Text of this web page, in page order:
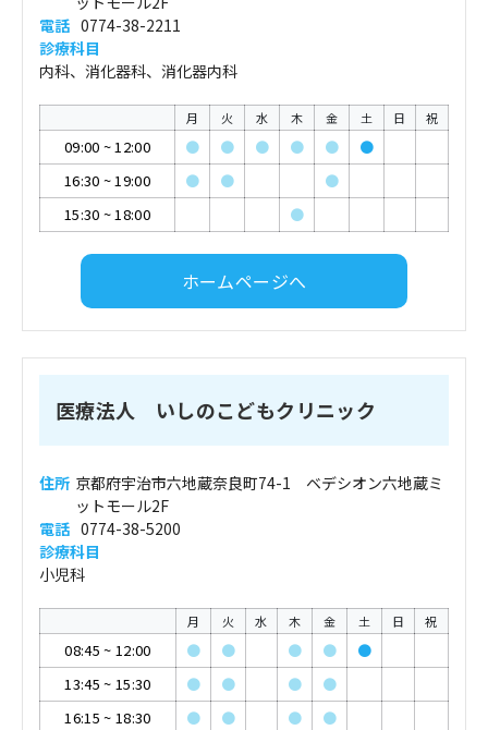
電話 0774-38-2211
診療科目
内科、消化器科、消化器内科
月 火 水 木 金 土 日 祝
09:00 ~12:00 ● ● ● ● ●
●
16:30 ~19:00 ● ●
●
15:30 ~18:00 ●
ホームページへ
医療法人 いしのこどもクリニック
住所 京都府宇治市六地蔵奈良町74-1 ベデシオン六地蔵ミ
ットモール2F
電話 0774-38-5200
診療科目
小児科
月 火 水 木 金 土 日 祝
08:45 ~ 12:00 ● ● ● ●
●
13:45 ~ 15:30 ● ● ●
●
16:15 ~ 18:30 ● ● ● ●